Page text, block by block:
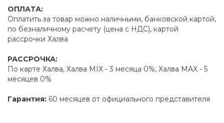
ОПЛАТА:
Оплатить за товар можно наличными, банковской картой,
по безналичному расчету (цена с НДС), картой
рассрочки Халва
РАССРОЧКА:
По карте Халва, Халва MIX - 3 месяца 0%, Халва MAX - 5
месяцев 0%
Гарантия: 60 месяцев от официального представителя